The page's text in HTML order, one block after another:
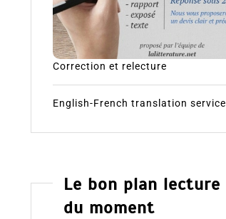
Correction et relecture
English-French translation service
Le bon plan lecture
du moment